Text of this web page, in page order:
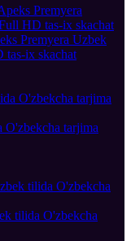
Premyera Uzbek
tas-ix skachat
O'zbekcha tarjima
tilida O'zbekcha